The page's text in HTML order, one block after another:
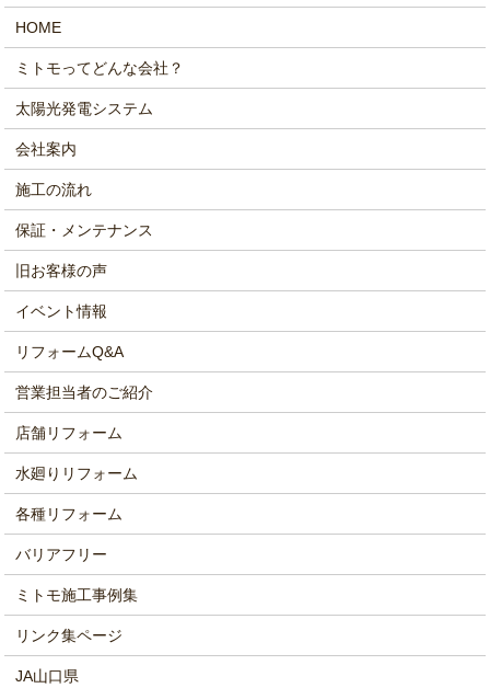
HOME
ミトモってどんな会社？
太陽光発電システム
会社案内
施工の流れ
保証・メンテナンス
旧お客様の声
イベント情報
リフォームQ&A
営業担当者のご紹介
店舗リフォーム
水廻りリフォーム
各種リフォーム
バリアフリー
ミトモ施工事例集
リンク集ページ
JA山口県